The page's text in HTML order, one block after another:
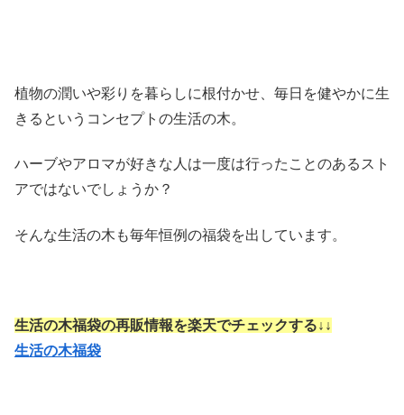
植物の潤いや彩りを暮らしに根付かせ、毎日を健やかに生
きるというコンセプトの生活の木。
ハーブやアロマが好きな人は一度は行ったことのあるスト
アではないでしょうか？
そんな生活の木も毎年恒例の福袋を出しています。
生活の木福袋の再販情報を楽天でチェックする↓↓
生活の木福袋